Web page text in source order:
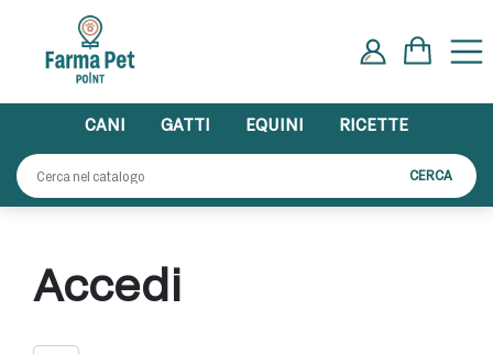
content
CANI GATTI EQUINI
RICETTE
CERCA
Accedi